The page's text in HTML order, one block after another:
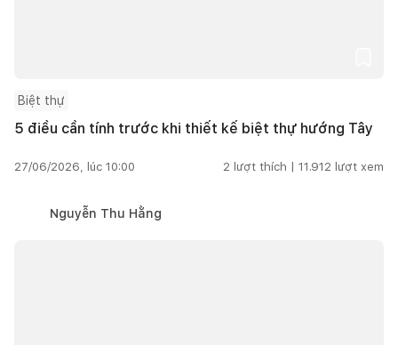
Biệt thự
5 điều cần tính trước khi thiết kế biệt thự hướng Tây
27/06/2026, lúc 10:00 2 lượt thích | 11.912 lượt xem
Nguyễn Thu Hằng